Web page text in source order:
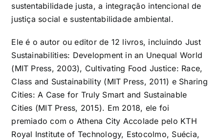
sustentabilidade justa, a integração intencional de
justiça social e sustentabilidade ambiental.
Ele é o autor ou editor de 12 livros, incluindo Just
Sustainabilities: Development in an Unequal World
(MIT Press, 2003), Cultivating Food Justice: Race,
Class and Sustainability (MIT Press, 2011) e Sharing
Cities: A Case for Truly Smart and Sustainable
Cities (MIT Press, 2015). Em 2018, ele foi
premiado com o Athena City Accolade pelo KTH
Royal Institute of Technology, Estocolmo, Suécia,